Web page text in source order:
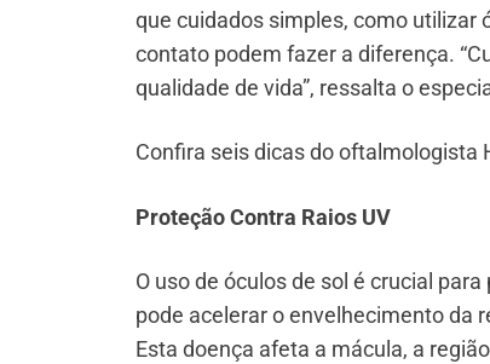
que cuidados simples, como utilizar
contato podem fazer a diferença.
qualidade de vida”, ressalta o
Confira seis dicas do oftalmologista
Proteção Contra Raios UV
O uso de óculos de sol é crucial
pode acelerar o envelhecimento da
Esta doença afeta a mácula, a